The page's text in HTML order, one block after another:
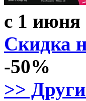
с 1 июня
Скидка
-50%
>>